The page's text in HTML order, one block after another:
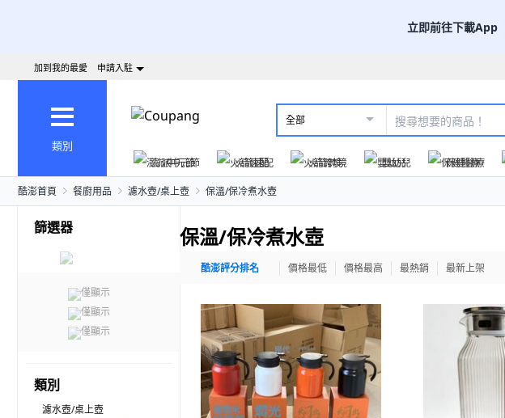
立即前往下載App
加到我的最愛 申請入駐
類別
全部
澎派中元節
火箭速配 火箭跨境 嬰幼兒 保健醫療
酷澎首頁 餐廚用品 濾水壺/桌上壺 保溫/保冷煮水壺
篩選器
僅顯示
僅顯示
僅顯示
類別
濾水壺/桌上壺
保溫/保冷煮水壺
酷澎評分排名 價格最低 價格最高 最熱銷 最新上架